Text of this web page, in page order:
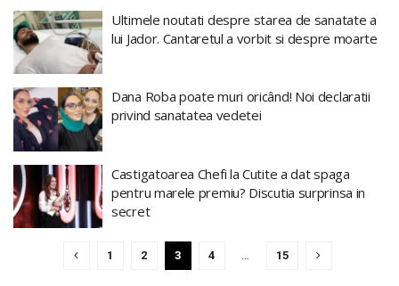
Ultimele noutati despre starea de sanatate a
lui Jador. Cantaretul a vorbit si despre moarte
Dana Roba poate muri oricând! Noi declaratii
privind sanatatea vedetei
Castigatoarea Chefi la Cutite a dat spaga
pentru marele premiu? Discutia surprinsa in
secret
1 2 3 4 … 15